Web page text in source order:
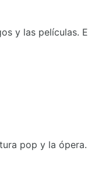
y las películas.
pop y la ópera.